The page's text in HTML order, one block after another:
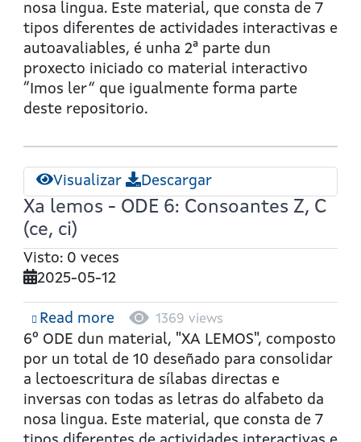
7:
Consoante
G
nosa lingua. Este material, que consta de 7
tipos diferentes de actividades interactivas e
autoavaliables, é unha 2ª parte dun
proxecto iniciado co material interactivo
“Imos ler” que igualmente forma parte
deste repositorio.
Visualizar Descargar
Xa lemos - ODE 6: Consoantes Z, C
(ce, ci)
Visto: 0 veces
2025-05-12
Read moreabout
Xa
lemos
-
ODE
6:
1369 views
6º ODE dun material, "XA LEMOS", composto
por un total de 10 deseñado para consolidar
a lectoescritura de sílabas directas e
inversas con todas as letras do alfabeto da
nosa lingua. Este material, que consta de 7